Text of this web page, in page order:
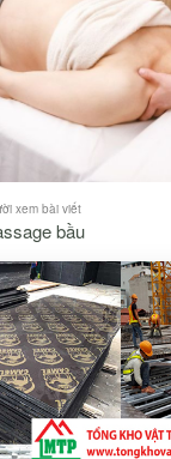
xem bài viết
bầu